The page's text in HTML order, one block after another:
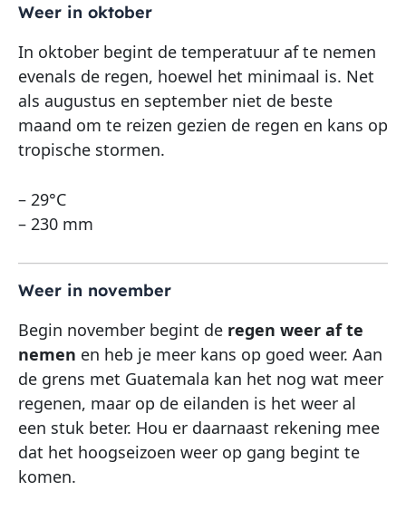
Weer in oktober
In oktober begint de temperatuur af te nemen
evenals de regen, hoewel het minimaal is. Net
als augustus en september niet de beste
maand om te reizen gezien de regen en kans op
tropische stormen.
– 29°C
– 230 mm
Weer in november
Begin november begint de regen weer af te
nemen en heb je meer kans op goed weer. Aan
de grens met Guatemala kan het nog wat meer
regenen, maar op de eilanden is het weer al
een stuk beter. Hou er daarnaast rekening mee
dat het hoogseizoen weer op gang begint te
komen.